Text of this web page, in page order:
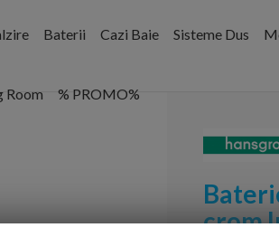
Baterii Cazi Baie Sisteme Dus
Room % PROMO%
crom